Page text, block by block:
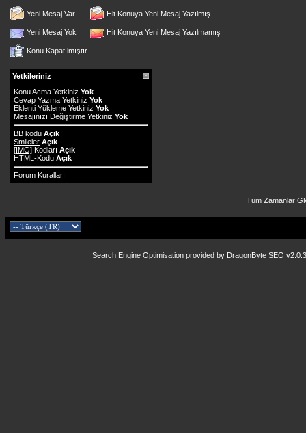
Yeni Mesaj Var Hit Konuya Yeni Mesaj Yazılmış
Yeni Mesaj Yok Hit Konuya Yeni Mesaj Yazılmamış
Konu Kapatılmıştır
Yetkileriniz
Konu Acma Yetkiniz Yok
Cevap Yazma Yetkiniz Yok
Eklenti Yükleme Yetkiniz Yok
Mesajınızı Değiştirme Yetkiniz Yok
BB kodu Açık
Smileler Açık
[IMG] Kodları Açık
HTML-Kodu Açık
Forum Kuralları
Tüm Zamanlar
Search Engine Optimisation provided by DragonByte SEO